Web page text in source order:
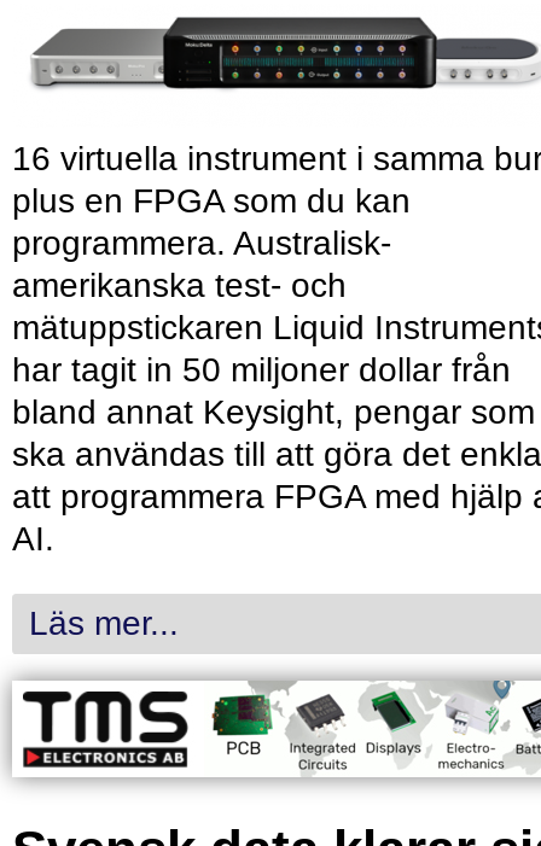
16 virtuella instrument i samma
plus en FPGA som du kan
programmera. Australisk-
amerikanska test- och
mätuppstickaren Liquid
har tagit in 50 miljoner dollar från
bland annat Keysight, pengar som
ska användas till att göra det
att programmera FPGA med hjälp
AI.
Läs mer...